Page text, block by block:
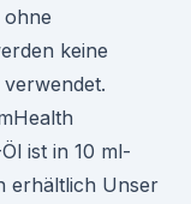
keine
ist in 10 ml-
erhältlich Unser